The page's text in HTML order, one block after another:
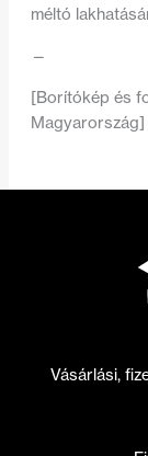
méltó
—
[Borítókép és
Magyarország]
Vásárlási,